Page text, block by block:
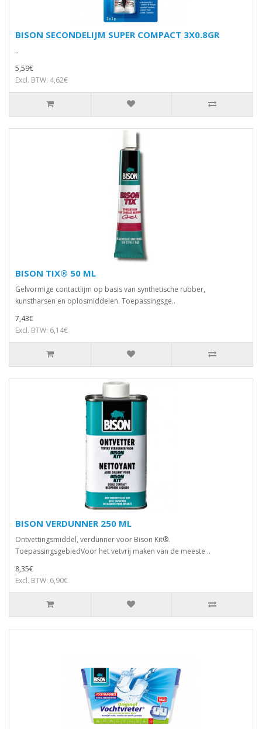
BISON SECONDELIJM SUPER COMPACT 3X0.8GR
..
5,59€
Excl. BTW: 4,62€
BISON TIX® 50 ML
Gelvormige contactlijm op basis van synthetische rubber,
kunstharsen en oplosmiddelen. Toepassingsge..
7,43€
Excl. BTW: 6,14€
BISON VERDUNNER 250 ML
Ontvettingsmiddel, verdunner voor Bison Kit®.
ToepassingsgebiedVoor het vetvrij maken van de meeste ..
8,35€
Excl. BTW: 6,90€